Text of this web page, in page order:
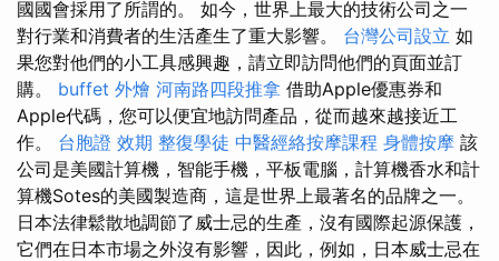
國國會採用了所謂的。 如今，世界上最大的技術公司之一
對行業和消費者的生活產生了重大影響。 台灣公司設立 如
果您對他們的小工具感興趣，請立即訪問他們的頁面並訂
購。 buffet 外燴 河南路四段推拿 借助Apple優惠券和
Apple代碼，您可以便宜地訪問產品，從而越來越接近工
作。 台胞證 效期 整復學徒 中醫經絡按摩課程 身體按摩 該
公司是美國計算機，智能手機，平板電腦，計算機香水和計
算機Sotes的美國製造商，這是世界上最著名的品牌之一。
日本法律鬆散地調節了威士忌的生產，沒有國際起源保護，
它們在日本市場之外沒有影響，因此，例如，日本威士忌在